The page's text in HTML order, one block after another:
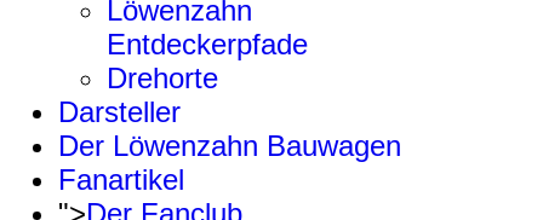
Löwenzahn
Entdeckerpfade
Drehorte
Darsteller
Der Löwenzahn Bauwagen
Fanartikel
">Der Fanclub